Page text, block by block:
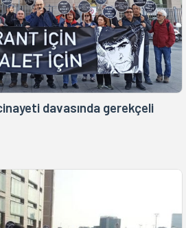
davasında gerekçeli